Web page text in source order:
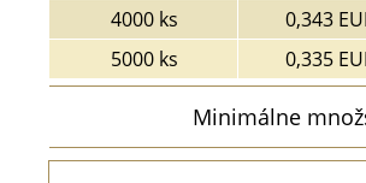
4000 ks
0,343
5000 ks
0,335
Minimálne